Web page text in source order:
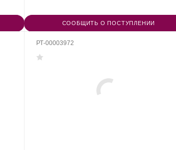
СООБЩИТЬ О ПОСТУПЛЕНИИ
РТ-00003972